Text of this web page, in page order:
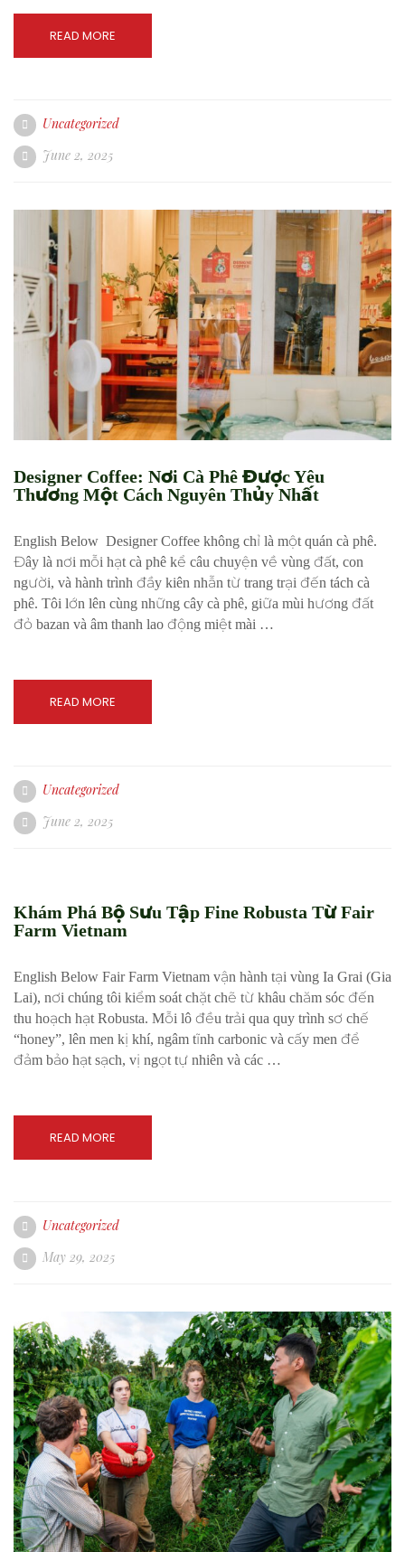
READ MORE
Uncategorized
June 2, 2025
Designer Coffee: Nơi Cà Phê Được Yêu
Thương Một Cách Nguyên Thủy Nhất
English Below Designer Coffee không chỉ là một quán cà phê.
Đây là nơi mỗi hạt cà phê kể câu chuyện về vùng đất, con
người, và hành trình đầy kiên nhẫn từ trang trại đến tách cà
phê. Tôi lớn lên cùng những cây cà phê, giữa mùi hương đất
đỏ bazan và âm thanh lao động miệt mài …
READ MORE
Uncategorized
June 2, 2025
Khám Phá Bộ Sưu Tập Fine Robusta Từ Fair
Farm Vietnam
English Below Fair Farm Vietnam vận hành tại vùng Ia Grai (Gia
Lai), nơi chúng tôi kiểm soát chặt chẽ từ khâu chăm sóc đến
thu hoạch hạt Robusta. Mỗi lô đều trải qua quy trình sơ chế
“honey”, lên men kị khí, ngâm tĩnh carbonic và cấy men để
đảm bảo hạt sạch, vị ngọt tự nhiên và các …
READ MORE
Uncategorized
May 29, 2025